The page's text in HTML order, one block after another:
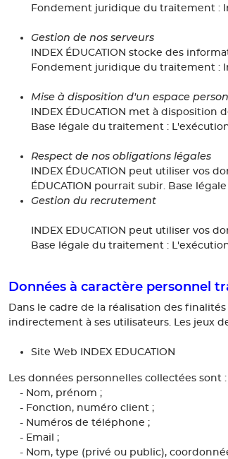
Fondement juridique du traitement :
Gestion de nos serveurs
INDEX ÉDUCATION stocke des
Fondement juridique du traitement :
Mise à disposition d'un espace
INDEX ÉDUCATION met à
Base légale du traitement :
Respect de nos obligations légales
INDEX ÉDUCATION peut utiliser vos
ÉDUCATION pourrait subir. Base
Gestion du recrutement
INDEX EDUCATION peut utiliser vos
Base légale du traitement :
Données à caractère personnel
Dans le cadre de la réalisation des
indirectement à ses utilisateurs. Les jeux
Site Web INDEX EDUCATION
Les données personnelles collectées sont :
- Nom, prénom ;
- Fonction, numéro client ;
- Numéros de téléphone ;
- Email ;
- Nom, type (privé ou public),